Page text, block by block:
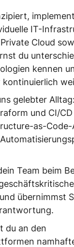
IT-
Cloud
du
kennen
gelebter
und CI/
as-
Team beim
übernimmst
du an den